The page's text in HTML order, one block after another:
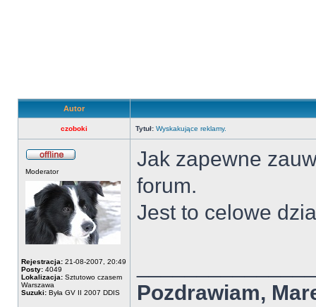
Autor
czoboki Tytuł: Wyskakujące reklamy.
Moderator
Rejestracja: 21-08-2007, 20:49
Posty: 4049
Lokalizacja: Sztutowo czasem
Warszawa
Suzuki: Była GV II 2007 DDIS
Jak zapewne
forum.
Jest to celowe
Pozdrawiam,